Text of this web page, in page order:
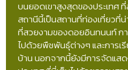
บนยอดเขาสูงสุดของประเทศ
สถานีนี้เป็นสถานที่ท่องเที่ยวที่น่
ที่สวยงามของดอยอินทนนท์ ก
ไปด้วยพืชพันธุ์ต่างๆ และการเ
บ้าน นอกจากนี้ยังมีการจัดแส